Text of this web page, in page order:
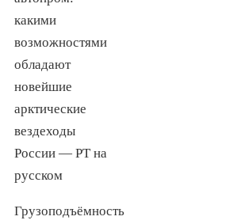
Грузоподъёмность